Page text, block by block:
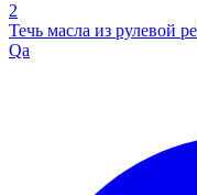
2
Течь масла из рулевой
Qa